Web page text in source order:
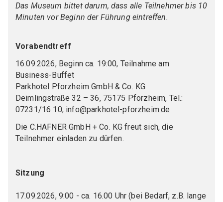
DKG FG 2 "Ceramics for electrical engineering
and sensor technology"
conversion"
DKG FG 5 "Silicate ceramics"
DKG FG 6 " - Ceramics in environmental
technology"
DKG FG 7 "Bioceramics"
DKG FG 8 "Ceramics for optics"
JOINT COMMITTEE (GA)
Job market
Current job offers
Advertise a job offer
Das Museum bittet darum, dass alle Teilnehmer bis 10
Minuten vor Beginn der Führung eintreffen.
Vorabendtreff
16.09.2026, Beginn ca. 19:00, Teilnahme am
Business-Buffet
Parkhotel Pforzheim GmbH & Co. KG
Deimlingstraße 32 – 36, 75175 Pforzheim, Tel.:
07231/16 10, info@parkhotel-pforzheim.de
Die C.HAFNER GmbH + Co. KG freut sich, die
Teilnehmer einladen zu dürfen.
Sitzung
17.09.2026, 9:00 - ca. 16.00 Uhr (bei Bedarf, z.B. lange